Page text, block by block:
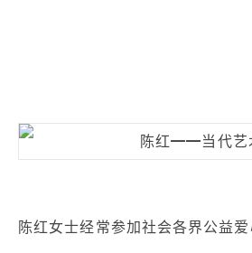
陈红女士经常参加社会各界公益